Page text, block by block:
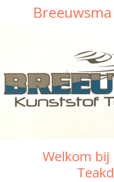
Welkom bij